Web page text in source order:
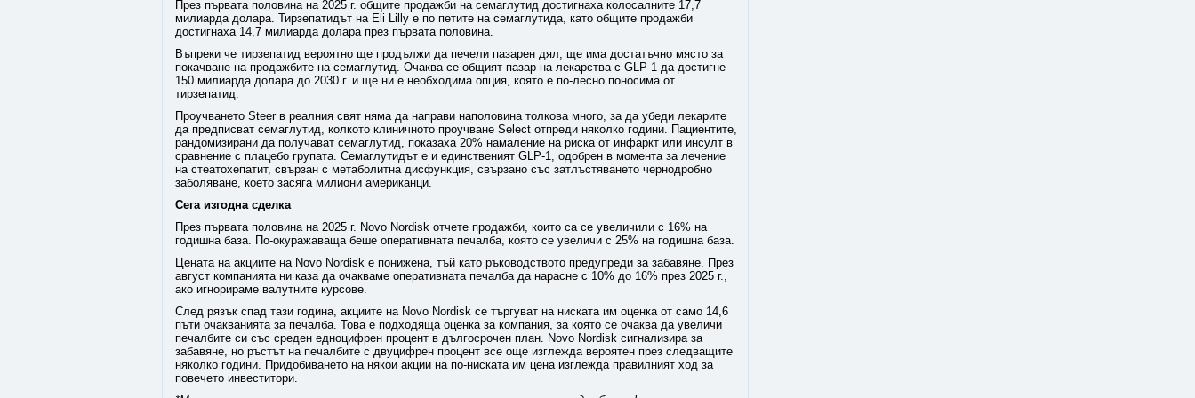
През първата половина на 2025 г. общите продажби на семаглутид достигнаха колосалните 17,7
милиарда долара. Тирзепатидът на Eli Lilly е по петите на семаглутида, като общите продажби
достигнаха 14,7 милиарда долара през първата половина.
Въпреки че тирзепатид вероятно ще продължи да печели пазарен дял, ще има достатъчно място за
покачване на продажбите на семаглутид. Очаква се общият пазар на лекарства с GLP-1 да достигне
150 милиарда долара до 2030 г. и ще ни е необходима опция, която е по-лесно поносима от
тирзепатид.
Проучването Steer в реалния свят няма да направи наполовина толкова много, за да убеди лекарите
да предписват семаглутид, колкото клиничното проучване Select отпреди няколко години. Пациентите,
рандомизирани да получават семаглутид, показаха 20% намаление на риска от инфаркт или инсулт в
сравнение с плацебо групата. Семаглутидът е и единственият GLP-1, одобрен в момента за лечение
на стеатохепатит, свързан с метаболитна дисфункция, свързано със затлъстяването чернодробно
заболяване, което засяга милиони американци.
Сега изгодна сделка
През първата половина на 2025 г. Novo Nordisk отчете продажби, които са се увеличили с 16% на
годишна база. По-окуражаваща беше оперативната печалба, която се увеличи с 25% на годишна база.
Цената на акциите на Novo Nordisk е понижена, тъй като ръководството предупреди за забавяне. През
август компанията ни каза да очакваме оперативната печалба да нарасне с 10% до 16% през 2025 г.,
ако игнорираме валутните курсове.
След рязък спад тази година, акциите на Novo Nordisk се търгуват на ниската им оценка от само 14,6
пъти очакванията за печалба. Това е подходяща оценка за компания, за която се очаква да увеличи
печалбите си със среден едноцифрен процент в дългосрочен план. Novo Nordisk сигнализира за
забавяне, но ръстът на печалбите с двуцифрен процент все още изглежда вероятен през следващите
няколко години. Придобиването на някои акции на по-ниската им цена изглежда правилният ход за
повечето инвеститори.